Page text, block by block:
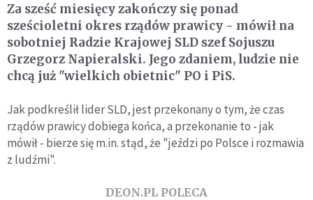
Za sześć miesięcy zakończy się ponad
sześcioletni okres rządów prawicy - mówił na
sobotniej Radzie Krajowej SLD szef Sojuszu
Grzegorz Napieralski. Jego zdaniem, ludzie nie
chcą już "wielkich obietnic" PO i PiS.
Jak podkreślił lider SLD, jest przekonany o tym, że czas
rządów prawicy dobiega końca, a przekonanie to - jak
mówił - bierze się m.in. stąd, że "jeździ po Polsce i rozmawia
z ludźmi".
DEON.PL POLECA